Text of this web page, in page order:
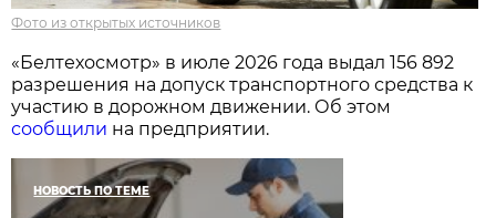
Фото из открытых источников
«Белтехосмотр» в июле 2026 года выдал 156 892
разрешения на допуск транспортного средства к
участию в дорожном движении. Об этом
сообщили на предприятии.
НОВОСТЬ ПО ТЕМЕ